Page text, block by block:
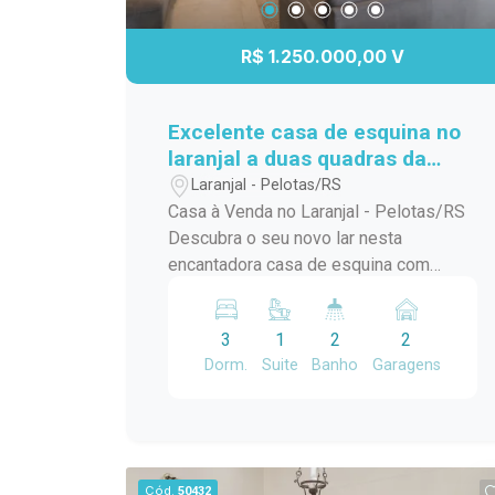
R$ 1.250.000,00 V
Excelente casa de esquina no
laranjal a duas quadras da
praiaLaranjal - Pelotas/RS
Casa à Venda no Laranjal - Pelotas/RS
Descubra o seu novo lar nesta
encantadora casa de esquina com
Maria da Fontoura, a apenas uma quadra
da beira da praia. Com 240 m² de área
construída, este sobrado é ideal para
todos os utensílios necessários e uma
3
Dorm.
1
Suite
2
Banho
2
Garagens
Cód. 50432